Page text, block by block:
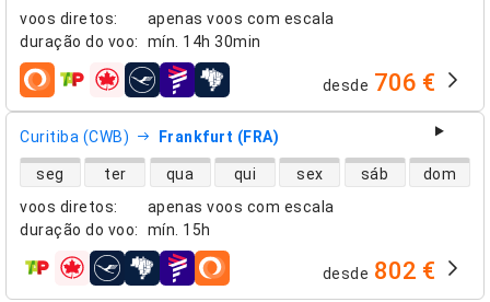
voos diretos:
apenas voos com escala
duração do voo: mín. 14h 30min
companhias aéreas desde 706 €
Curitiba (CWB) Frankfurt (FRA)
voos diretos:
apenas voos com escala
duração do voo: mín. 15h
disponibilidade de voos diretos
seg ter qua qui sex sáb dom
companhias aéreas desde 802 €